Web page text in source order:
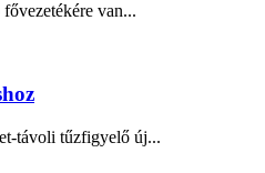
van...
távoli tűzfigyelő új...